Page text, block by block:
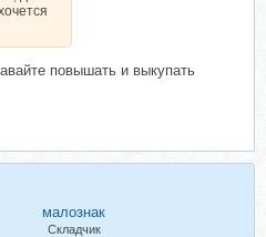
повышать и выкупать
малознак
Складчик